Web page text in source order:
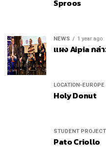
Sproos
NEWS 1 year ago
แผง Aipia กล่
LOCATION-EUROPE
Holy Donut
STUDENT PROJECT
Pato Criollo